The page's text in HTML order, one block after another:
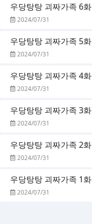
우당탕탕 괴짜가족 6화
2024/07/31
우당탕탕 괴짜가족 5화
2024/07/31
우당탕탕 괴짜가족 4화
2024/07/31
우당탕탕 괴짜가족 3화
2024/07/31
우당탕탕 괴짜가족 2화
2024/07/31
우당탕탕 괴짜가족 1화
2024/07/31